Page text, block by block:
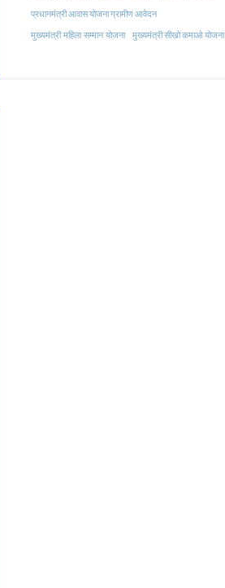
प्रधानमंत्री आवास योजना ग्रामीण आवेदन
मुख्यमंत्री महिला सम्मान योजना मुख्यमंत्री सीखो कमाओ योजना